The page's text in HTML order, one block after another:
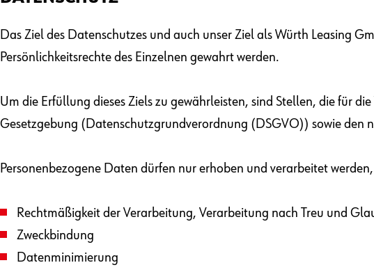
Das Ziel des Datenschutzes und auch unser Ziel als Würth Leasing
Persönlichkeitsrechte des Einzelnen gewahrt werden.
Um die Erfüllung dieses Ziels zu gewährleisten, sind Stellen, die für
Gesetzgebung (Datenschutzgrundverordnung (DSGVO)) sowie den
Personenbezogene Daten dürfen nur erhoben und verarbeitet
Rechtmäßigkeit der Verarbeitung, Verarbeitung nach Treu und
Zweckbindung
Datenminimierung